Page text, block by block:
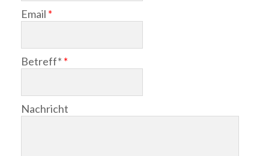
Email *
Betreff* *
Nachricht